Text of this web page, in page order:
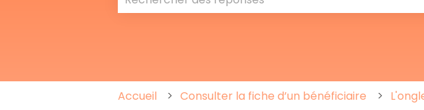
Accueil Consulter la fiche d’un bénéficiaire